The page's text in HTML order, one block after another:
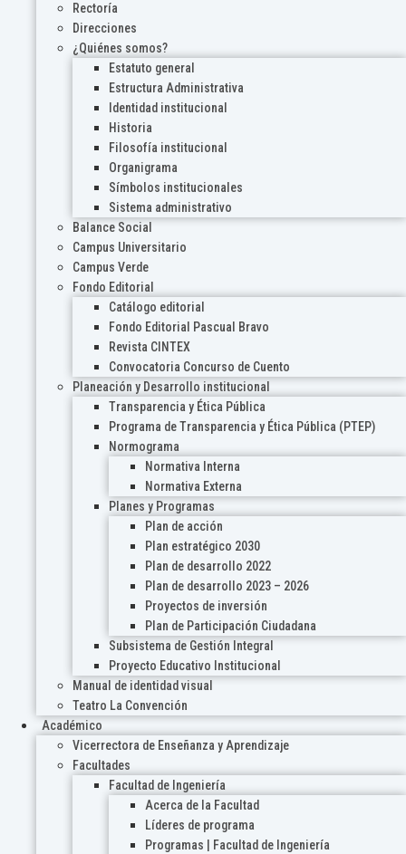
Rectoría
Direcciones
¿Quiénes somos?
Estatuto general
Estructura Administrativa
Identidad institucional
Historia
Filosofía institucional
Organigrama
Símbolos institucionales
Sistema administrativo
Balance Social
Campus Universitario
Campus Verde
Fondo Editorial
Catálogo editorial
Fondo Editorial Pascual Bravo
Revista CINTEX
Convocatoria Concurso de Cuento
Planeación y Desarrollo institucional
Transparencia y Ética Pública
Programa de Transparencia y Ética Pública (PTEP)
Normograma
Normativa Interna
Normativa Externa
Planes y Programas
Plan de acción
Plan estratégico 2030
Plan de desarrollo 2022
Plan de desarrollo 2023 – 2026
Proyectos de inversión
Plan de Participación Ciudadana
Subsistema de Gestión Integral
Proyecto Educativo Institucional
Manual de identidad visual
Teatro La Convención
Académico
Vicerrectora de Enseñanza y Aprendizaje
Facultades
Facultad de Ingeniería
Acerca de la Facultad
Líderes de programa
Programas | Facultad de Ingeniería